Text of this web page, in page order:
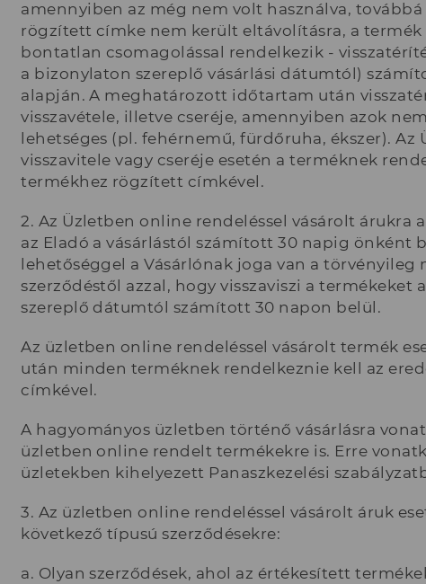
amennyiben az még nem volt használva,
rögzített címke nem került eltávolításra, a
bontatlan csomagolással rendelkezik -
a bizonylaton szereplő vásárlási dátumtól)
alapján. A meghatározott időtartam után
visszavétele, illetve cseréje, amennyiben azok
lehetséges (pl. fehérnemű, fürdőruha, ékszer).
visszavitele vagy cseréje esetén a terméknek
termékhez rögzített címkével.
2. Az Üzletben online rendeléssel vásárolt
az Eladó a vásárlástól számított 30 napig önként
lehetőséggel a Vásárlónak joga van a
szerződéstől azzal, hogy visszaviszi a termékeket
szereplő dátumtól számított 30 napon belül.
Az üzletben online rendeléssel vásárolt termék
után minden terméknek rendelkeznie kell az
címkével.
A hagyományos üzletben történő vásárlásra
üzletben online rendelt termékekre is. Erre
üzletekben kihelyezett Panaszkezelési
3. Az üzletben online rendeléssel vásárolt áruk
következő típusú szerződésekre:
a. Olyan szerződések, ahol az értékesített